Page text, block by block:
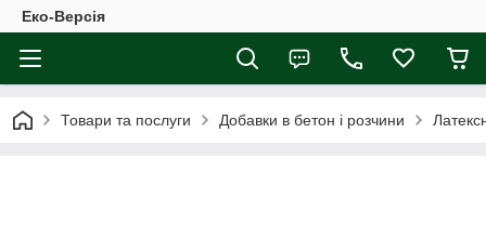
Еко-Версія
Товари та послуги Добавки в бетон і розчини